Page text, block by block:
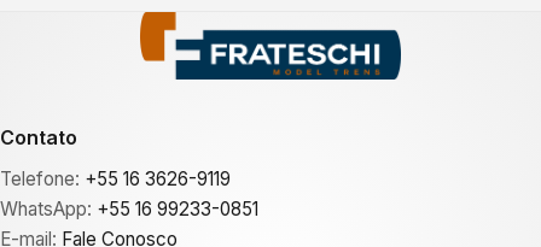
Contato
Telefone: +55 16 3626-9119
WhatsApp: +55 16 99233-0851
E-mail: Fale Conosco